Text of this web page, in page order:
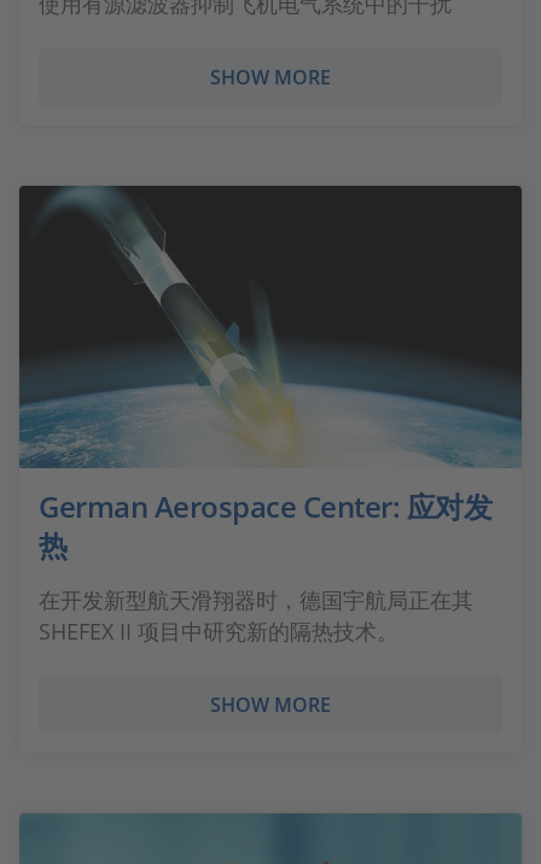
SHOW MORE
German Aerospace Center: 应对发
热
在开发新型航天滑翔器时，德国宇航局正在其
SHEFEX II 项目中研究新的隔热技术。
SHOW MORE